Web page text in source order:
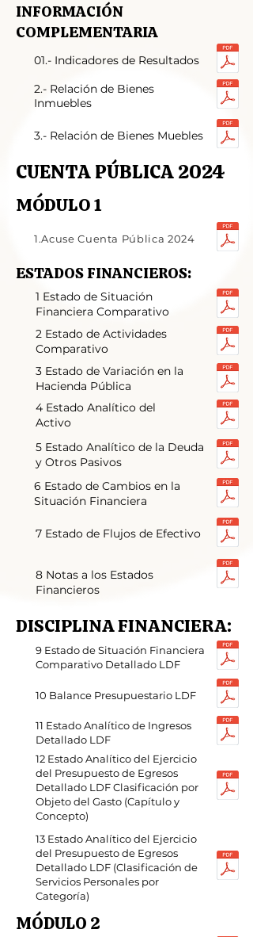
INFORMACIÓN
COMPLEMENTARIA
01.- Indicadores de Resultados
2.- Relación de Bienes
Inmuebles
3.- Relación de Bienes Muebles
CUENTA PÚBLICA 2024
MÓDULO 1
1.Acuse Cuenta Pública 2024
ESTADOS FINANCIEROS:
1 Estado de Situación
Financiera Comparativo
2 Estado de Actividades
Comparativo
3 Estado de Variación en la
Hacienda Pública
4 Estado Analítico del
Activo
5 Estado Analítico de la Deuda
y Otros Pasivos
6 Estado de Cambios en la
Situación Financiera
​7 Estado de Flujos de Efectivo
8 Notas a los Estados
Financieros
DISCIPLINA FINANCIERA:
9 Estado de Situación Financiera
Comparativo Detallado LDF
10 Balance Presupuestario LDF
11 Estado Analítico de Ingresos
Detallado LDF
12 Estado Analítico del Ejercicio
del Presupuesto de Egresos
Detallado LDF Clasificación por
Objeto del Gasto (Capítulo y
Concepto)
13 Estado Analítico del Ejercicio
del Presupuesto de Egresos
Detallado LDF (Clasificación de
Servicios Personales por
Categoría)
MÓDULO 2